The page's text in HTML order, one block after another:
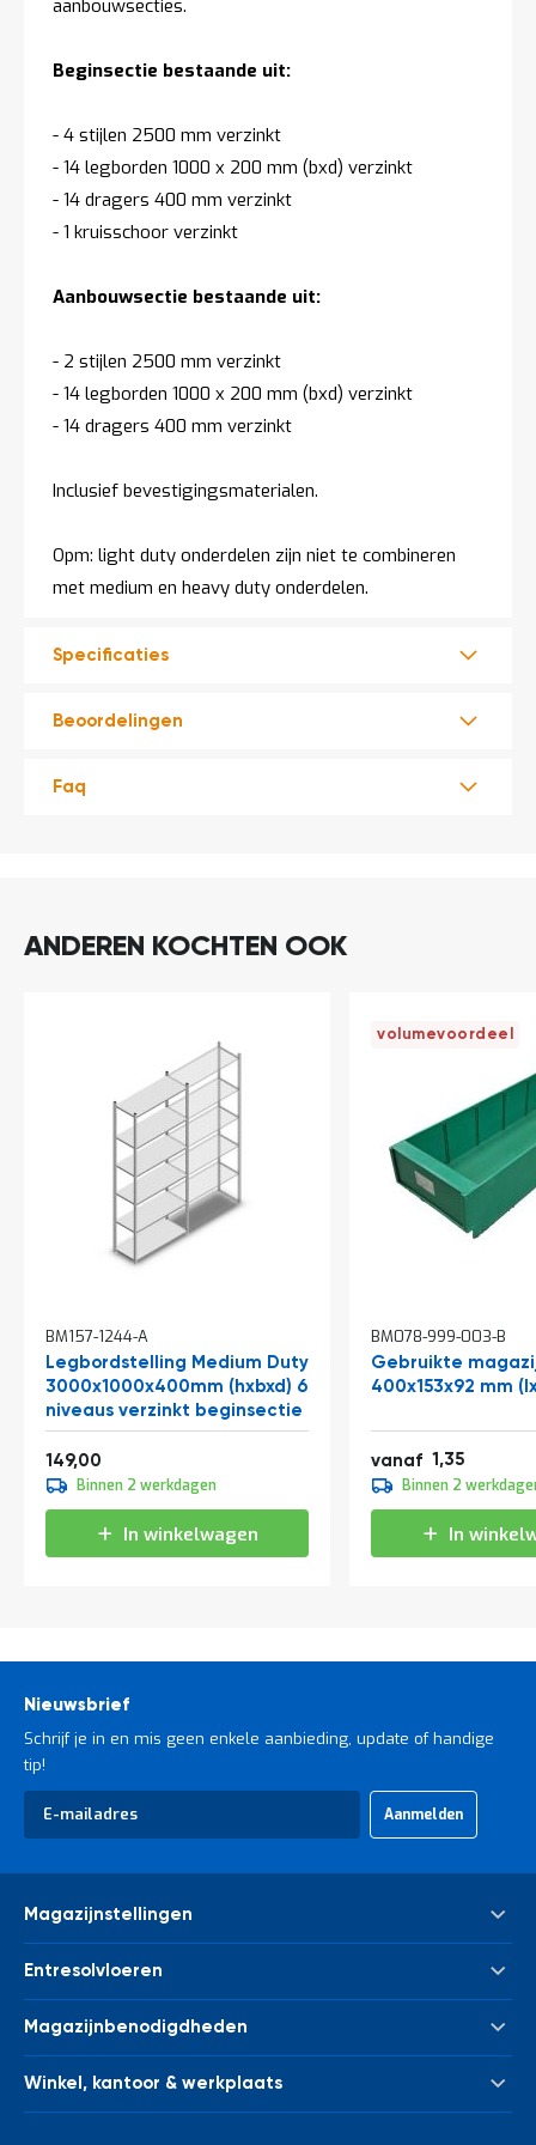
aanbouwsecties.
Beginsectie bestaande uit:
- 4 stijlen 2500 mm verzinkt
- 14 legborden 1000 x 200 mm (bxd) verzinkt
- 14 dragers 400 mm verzinkt
- 1 kruisschoor verzinkt
Aanbouwsectie bestaande uit:
- 2 stijlen 2500 mm verzinkt
- 14 legborden 1000 x 200 mm (bxd) verzinkt
- 14 dragers 400 mm verzinkt
Inclusief bevestigingsmaterialen.
Opm: light duty onderdelen zijn niet te combineren
met medium en heavy duty onderdelen.
Specificaties
Beoordelingen
Faq
ANDEREN KOCHTEN OOK
BM157-1244-A
Legbordstelling Medium Duty
3000x1000x400mm (hxbxd) 6
niveaus verzinkt beginsectie
Vanaf
149,00
Binnen 2 werkdagen
In winkelwagen
volumevoordeel
BM078-999-003-B
Gebruikte
400x153x92 mm
vanaf 1,35
1,63
1,50
1,82
winkelwagen
Binnen 2
In
Nieuwsbrief
Schrijf je in en mis geen enkele aanbieding, update of handige
tip!
Abonneer
op
Aanmelden
Magazijnstellingen
Link 51 Palletstelling
Houten legbordstelling
Grootvakstelling
Entresolvloeren
Trappen
Magazijnbenodigdheden
Winkel, kantoor & werkplaats